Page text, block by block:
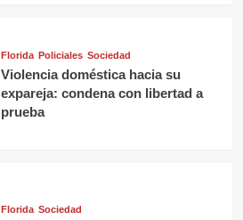
Florida Policiales Sociedad
Violencia doméstica hacia su
expareja: condena con libertad a
prueba
Florida Sociedad